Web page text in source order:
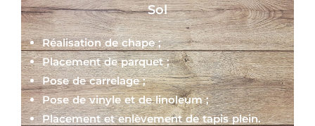
Sol
Réalisation de chape ;
Placement de parquet ;
Pose de carrelage ;
Pose de vinyle et de linoleum ;
Placement et enlèvement de tapis plein.